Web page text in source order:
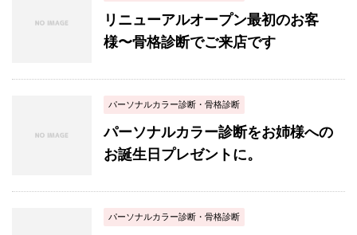
リニューアルオープン最初のお客
様〜骨格診断でご来店です
パーソナルカラー診断・骨格診断
パーソナルカラー診断をお姉様への
お誕生日プレゼントに。
パーソナルカラー診断・骨格診断